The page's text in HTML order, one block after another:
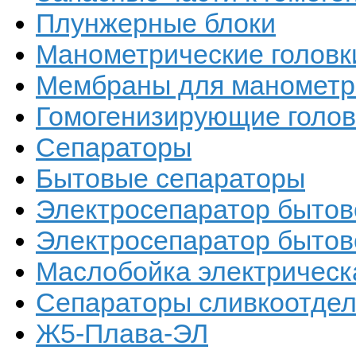
Плунжерные блоки
Манометрические
Мембраны для
Гомогенизирующие
Сепараторы
Бытовые сепараторы
Электросепаратор
Электросепаратор
Маслобойка
Сепараторы
Ж5-Плава-ЭЛ